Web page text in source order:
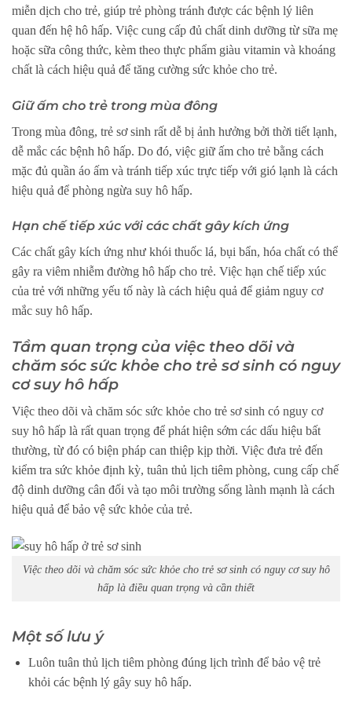
miễn dịch cho trẻ, giúp trẻ phòng tránh được các bệnh lý liên
quan đến hệ hô hấp. Việc cung cấp đủ chất dinh dưỡng từ sữa mẹ
hoặc sữa công thức, kèm theo thực phẩm giàu vitamin và khoáng
chất là cách hiệu quả để tăng cường sức khỏe cho trẻ.
Giữ ấm cho trẻ trong mùa đông
Trong mùa đông, trẻ sơ sinh rất dễ bị ảnh hưởng bởi thời tiết lạnh,
dễ mắc các bệnh hô hấp. Do đó, việc giữ ấm cho trẻ bằng cách
mặc đủ quần áo ấm và tránh tiếp xúc trực tiếp với gió lạnh là cách
hiệu quả để phòng ngừa suy hô hấp.
Hạn chế tiếp xúc với các chất gây kích ứng
Các chất gây kích ứng như khói thuốc lá, bụi bẩn, hóa chất có thể
gây ra viêm nhiễm đường hô hấp cho trẻ. Việc hạn chế tiếp xúc
của trẻ với những yếu tố này là cách hiệu quả để giảm nguy cơ
mắc suy hô hấp.
Tầm quan trọng của việc theo dõi và
chăm sóc sức khỏe cho trẻ sơ sinh có nguy
cơ suy hô hấp
Việc theo dõi và chăm sóc sức khỏe cho trẻ sơ sinh có nguy cơ
suy hô hấp là rất quan trọng để phát hiện sớm các dấu hiệu bất
thường, từ đó có biện pháp can thiệp kịp thời. Việc đưa trẻ đến
kiểm tra sức khỏe định kỳ, tuân thủ lịch tiêm phòng, cung cấp chế
độ dinh dưỡng cân đối và tạo môi trường sống lành mạnh là cách
hiệu quả để bảo vệ sức khỏe của trẻ.
Việc theo dõi và chăm sóc sức khỏe cho trẻ sơ sinh có nguy cơ suy hô
hấp là điều quan trọng và cần thiết
Một số lưu ý
Luôn tuân thủ lịch tiêm phòng đúng lịch trình để bảo vệ trẻ
khỏi các bệnh lý gây suy hô hấp.